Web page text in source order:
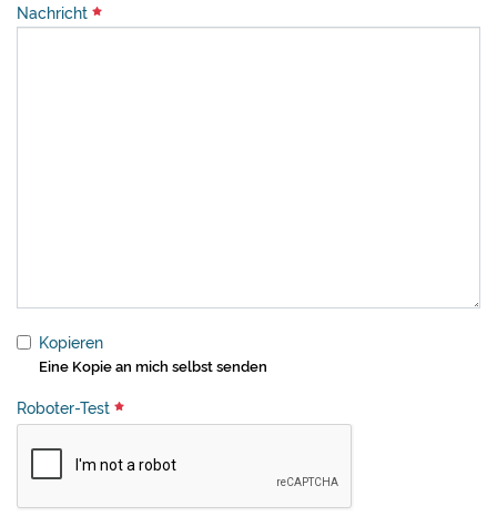
Nachricht
Kopieren
Eine Kopie an mich selbst senden
Roboter-Test